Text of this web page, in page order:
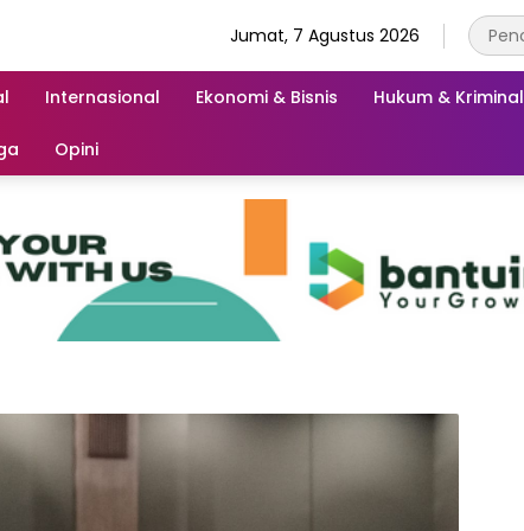
Jumat, 7 Agustus 2026
Internasional Ekonomi & Bisnis Hukum & Kriminal
Opini